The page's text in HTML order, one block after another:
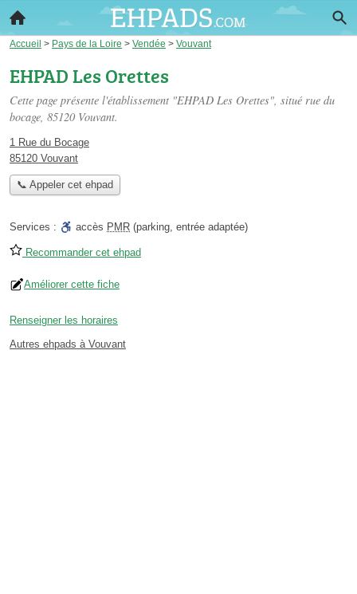
Accueil > Pays de la Loire > Vendée > Vouvant
EHPAD Les Orettes
Cette page présente l'établissement "EHPAD Les Orettes", situé rue du
bocage, 85120 Vouvant.
1 Rue du Bocage
85120 Vouvant
📞 Appeler cet ehpad
Services : accès PMR (parking, entrée adaptée)
Recommander cet ehpad
Améliorer cette fiche
Renseigner les horaires
Autres ehpads à Vouvant